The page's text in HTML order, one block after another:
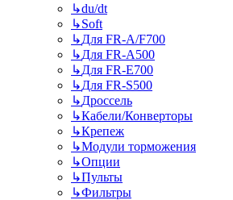
↳du/dt
↳Soft
↳Для FR-A/F700
↳Для FR-A500
↳Для FR-E700
↳Для FR-S500
↳Дроссель
↳Кабели/Конверторы
↳Крепеж
↳Модули торможения
↳Опции
↳Пульты
↳Фильтры